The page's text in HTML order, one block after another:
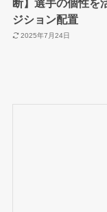
ジション配置
2025年7月24日